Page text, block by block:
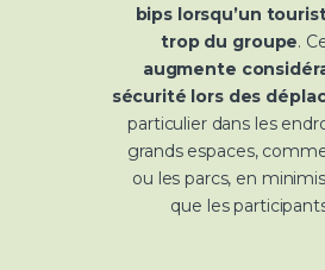
bips lorsqu’un
trop du groupe.
augmente
sécurité lors des
particulier dans les
grands espaces,
ou les parcs, en
que les